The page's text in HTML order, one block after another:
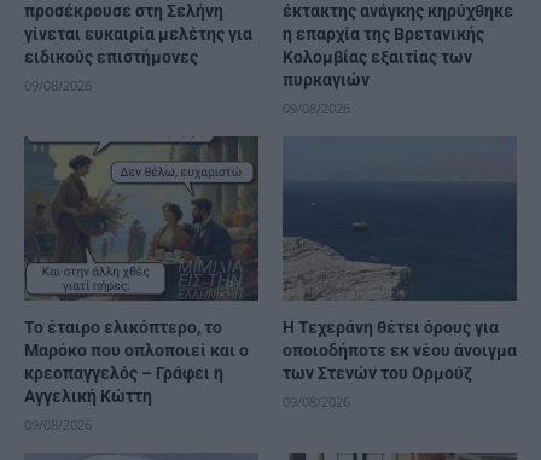
προσέκρουσε στη Σελήνη
γίνεται ευκαιρία μελέτης για
ειδικούς επιστήμονες
09/08/2026
έκτακτης ανάγκης κηρύχθηκε
η επαρχία της Βρετανικής
Κολομβίας εξαιτίας των
πυρκαγιών
09/08/2026
Το έταιρο ελικόπτερο, το
Μαρόκο που οπλοποιεί και ο
κρεοπαγγελός – Γράφει η
Αγγελική Κώττη
09/08/2026
Η Τεχεράνη θέτει όρους για
οποιοδήποτε εκ νέου άνοιγμα
των Στενών του Ορμούζ
09/08/2026